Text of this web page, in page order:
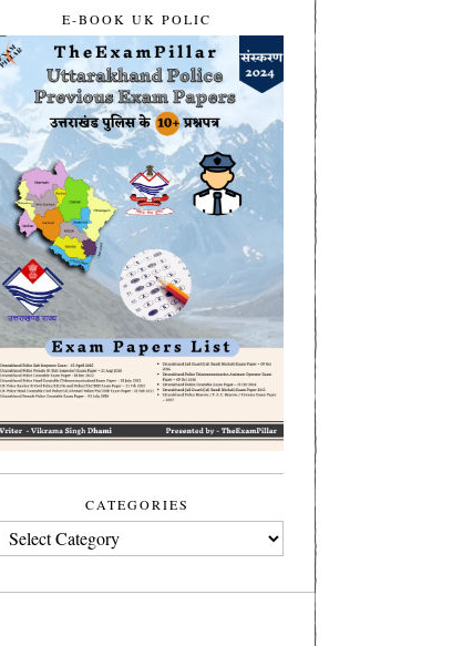
E-BOOK UK POLIC
CATEGORIES
CATEGORIES